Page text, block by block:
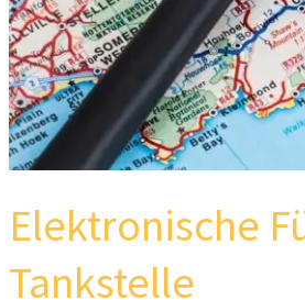
Elektronische
Tankstelle